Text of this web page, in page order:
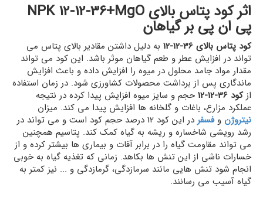
اثر کود پتاس بالای NPK 12-12-36+MgO
پی ان پی بر گیاهان
کود پتاس بالای 36-12-12
به دلیل داشتن مقادیر بالای پتاس می
تواند در افزایش عطر و طعم گیاهان موثر باشد. این کود می تواند
مقدار مواد جامد محلول در میوه را افزایش داده و باعث افزایش
ماندگاری پس از برداشت محصولات کشاورزی شود. در زمان استفاده
ازکود 36-12-12
حجم و سایز میوه افزایش پیدا کرده در نتیجه
عملکرد مزارع، باغات و گلخانه ها افزایش پیدا می کند. میزان
نیتروژن وفسفر
در این کود 12 درصد حجم کود است و می تواند در
رشد رویشی شاخساره و ریشه به گیاه کمک کند. پتاسیم همچنین
می تواند مقاومت گیاه را در برابر آفات و بیماری ها بیشتر کرده و از
خسارات ناشی از این تنش ها بکاهد. زمانی که تغذیه گیاه به خوبی
انجام شود تنش هایی مانند سرمازدگی، گرمازدگی و ... نیز کمتر به
گیاه آسیب می رسانند.